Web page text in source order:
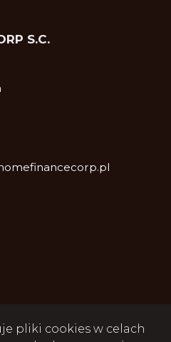
S.C.
pliki cookies w celach